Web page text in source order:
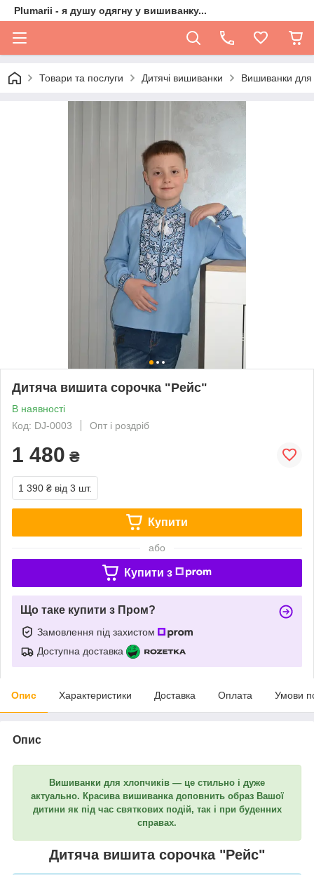
Plumarii - я душу одягну у вишиванку...
Товари та послуги Дитячі вишиванки Вишиванки для
Дитяча вишита сорочка "Рейс"
В наявності
Код: DJ-0003
Опт і роздріб
1 480 ₴
1 390 ₴ від 3 шт.
Купити
або
Купити з
Що таке купити з Пром?
Замовлення під захистом
Доступна доставка
Опис Характеристики Доставка Оплата Умови
Опис
Вишиванки для хлопчиків ― це стильно і дуже
актуально. Красива вишиванка доповнить образ Вашої
дитини як під час святкових подій, так і при буденних
справах.
Дитяча вишита сорочка "Рейс"